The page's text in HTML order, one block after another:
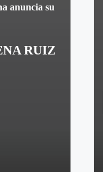
anuncia su
RUIZ